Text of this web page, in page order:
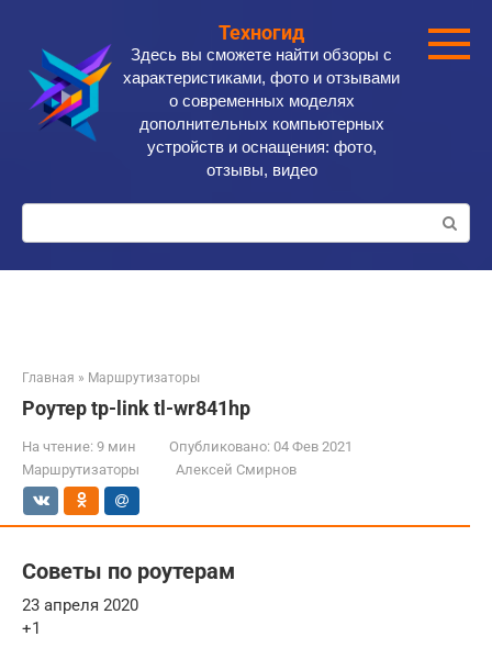
контенту
Техногид
Здесь вы сможете найти обзоры с
характеристиками, фото и отзывами
о современных моделях
дополнительных компьютерных
устройств и оснащения: фото,
отзывы, видео
Поиск:
Главная » Маршрутизаторы
Роутер tp-link tl-wr841hp
На чтение: 9 мин Опубликовано: 04 Фев 2021
Маршрутизаторы
Алексей Смирнов
Советы по роутерам
23 апреля 2020
+1